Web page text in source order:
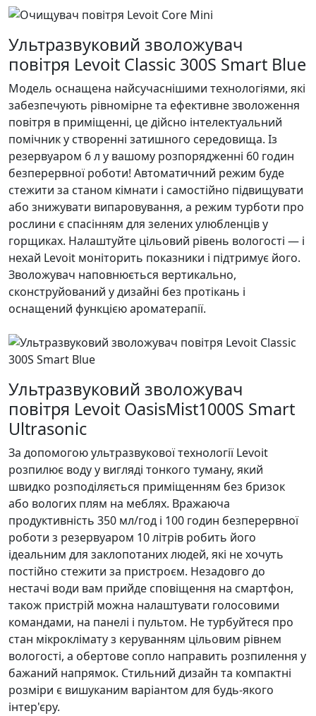
Ультразвуковий зволожувач
повітря Levoit Classic 300S Smart Blue
Модель оснащена найсучаснішими технологіями, які
забезпечують рівномірне та ефективне зволоження
повітря в приміщенні, це дійсно інтелектуальний
помічник у створенні затишного середовища. Із
резервуаром 6 л у вашому розпорядженні 60 годин
безперервної роботи! Автоматичний режим буде
стежити за станом кімнати і самостійно підвищувати
або знижувати випаровування, а режим турботи про
рослини є спасінням для зелених улюбленців у
горщиках. Налаштуйте цільовий рівень вологості — і
нехай Levoit моніторить показники і підтримує його.
Зволожувач наповнюється вертикально,
сконструйований у дизайні без протікань і
оснащений функцією ароматерапії.
Ультразвуковий зволожувач
повітря Levoit OasisMist1000S Smart
Ultrasonic
За допомогою ультразвукової технології Levoit
розпилює воду у вигляді тонкого туману, який
швидко розподіляється приміщенням без бризок
або вологих плям на меблях. Вражаюча
продуктивність 350 мл/год і 100 годин безперервної
роботи з резервуаром 10 літрів робить його
ідеальним для заклопотаних людей, які не хочуть
постійно стежити за пристроєм. Незадовго до
нестачі води вам прийде сповіщення на смартфон,
також пристрій можна налаштувати голосовими
командами, на панелі і пультом. Не турбуйтеся про
стан мікроклімату з керуванням цільовим рівнем
вологості, а обертове сопло направить розпилення у
бажаний напрямок. Стильний дизайн та компактні
розміри є вишуканим варіантом для будь-якого
інтер'єру.